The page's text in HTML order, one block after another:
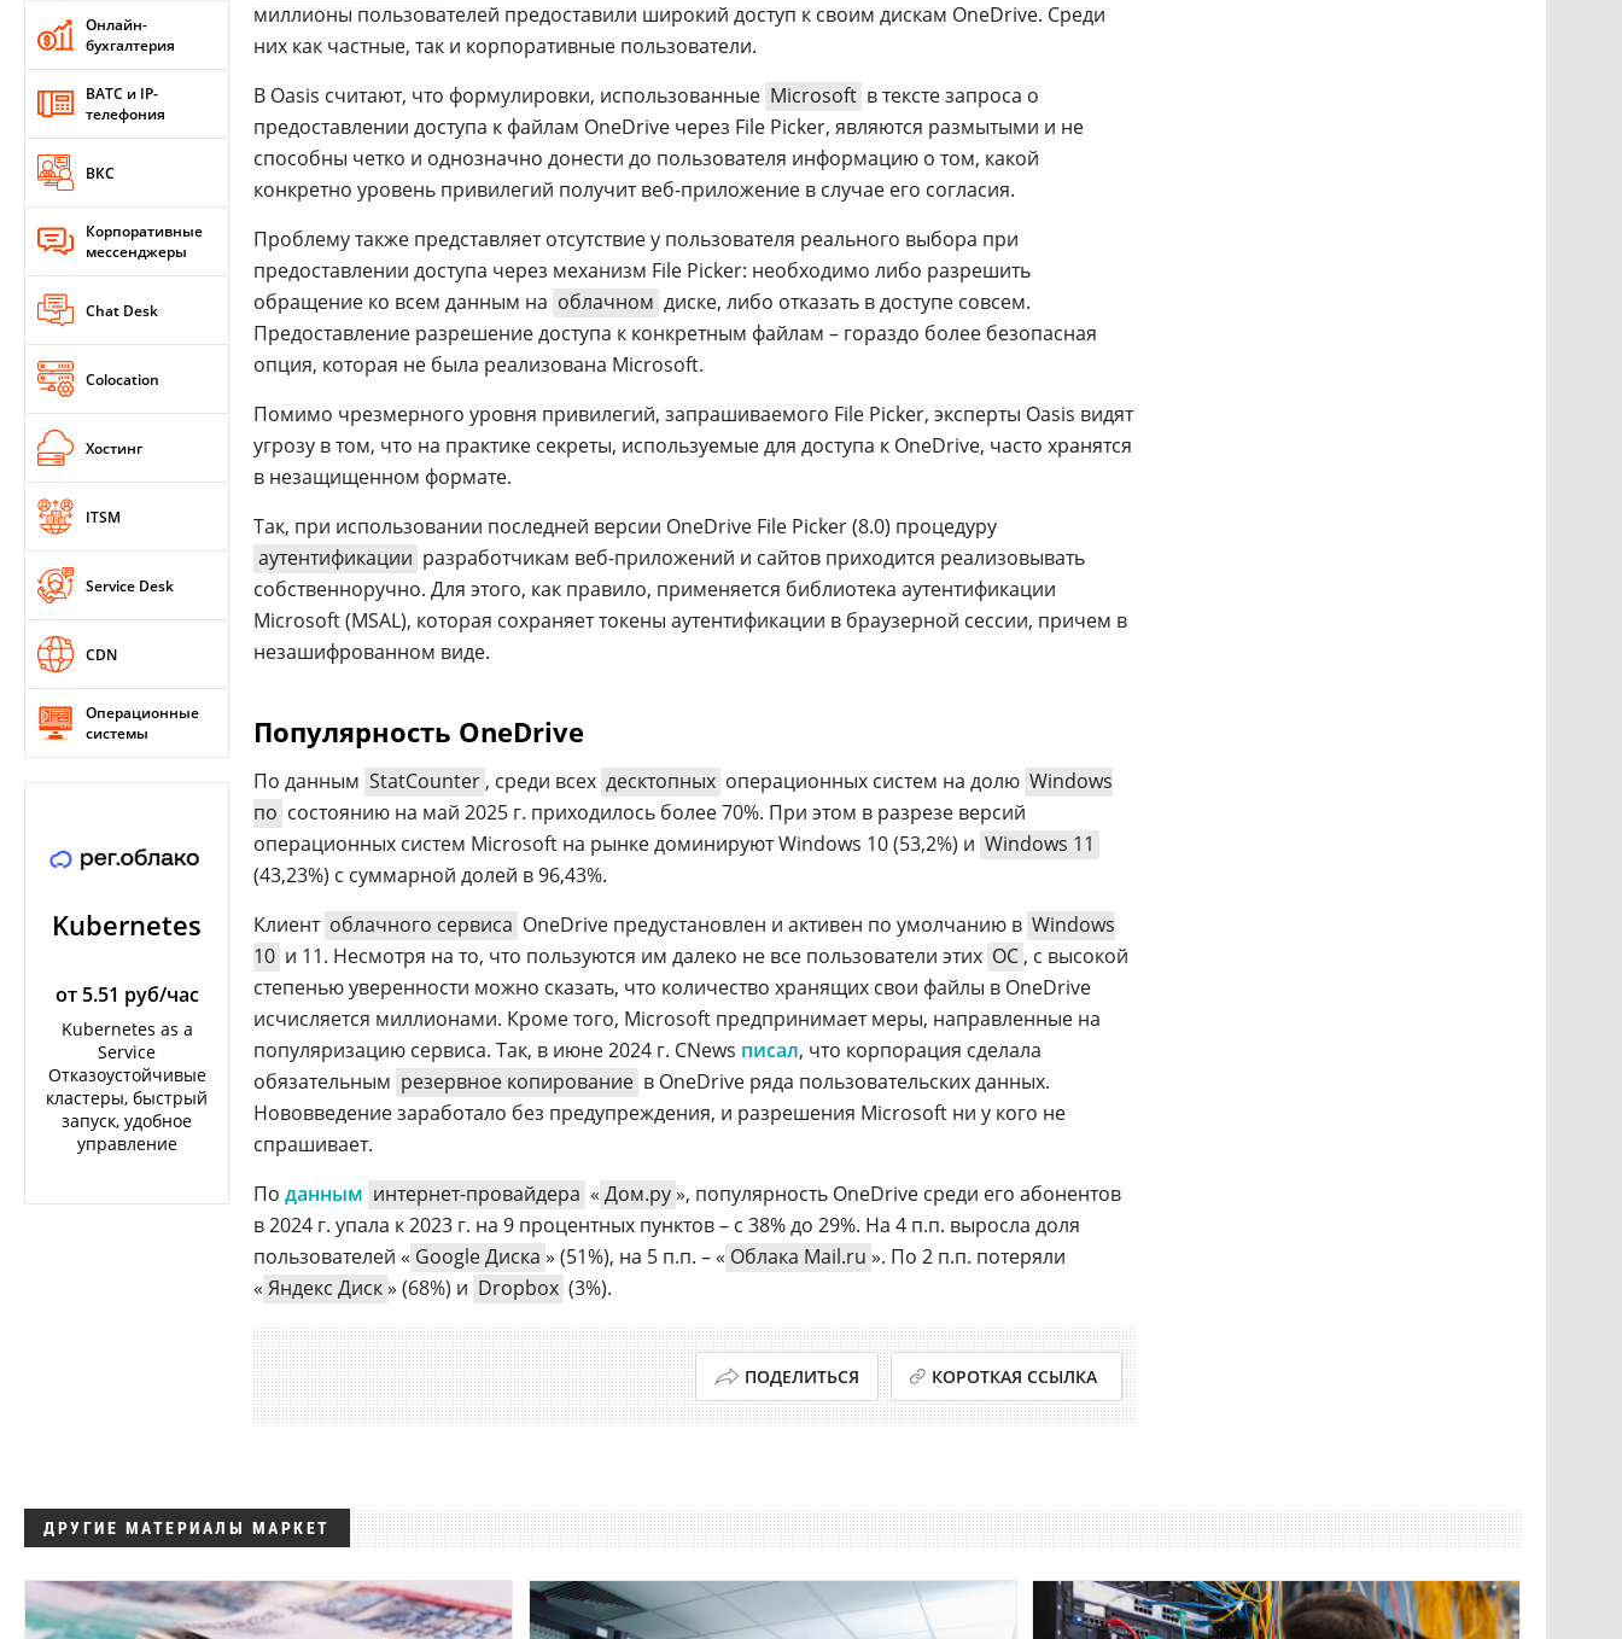
Онлайн-
бухгалтерия
ВАТС и IP-
телефония
ВКС
Корпоративные
мессенджеры
Chat Desk
Colocation
Хостинг
ITSM
Service Desk
CDN
Операционные
системы
Kubernetes
от 5.51 руб/час
Kubernetes as a
Service
Отказоустойчивые
кластеры, быстрый
запуск, удобное
управление
миллионы пользователей предоставили широкий доступ к своим дискам OneDrive. Среди
них как частные, так и корпоративные пользователи.
В Oasis считают, что формулировки, использованные Microsoft в тексте запроса о
предоставлении доступа к файлам OneDrive через File Picker, являются размытыми и не
способны четко и однозначно донести до пользователя информацию о том, какой
конкретно уровень привилегий получит веб-приложение в случае его согласия.
Проблему также представляет отсутствие у пользователя реального выбора при
предоставлении доступа через механизм File Picker: необходимо либо разрешить
обращение ко всем данным на облачном диске, либо отказать в доступе совсем.
Предоставление разрешение доступа к конкретным файлам – гораздо более безопасная
опция, которая не была реализована Microsoft.
Помимо чрезмерного уровня привилегий, запрашиваемого File Picker, эксперты Oasis видят
угрозу в том, что на практике секреты, используемые для доступа к OneDrive, часто хранятся
в незащищенном формате.
Так, при использовании последней версии OneDrive File Picker (8.0) процедуру
аутентификации разработчикам веб-приложений и сайтов приходится реализовывать
собственноручно. Для этого, как правило, применяется библиотека аутентификации
Microsoft (MSAL), которая сохраняет токены аутентификации в браузерной сессии, причем в
незашифрованном виде.
Популярность OneDrive
По данным StatCounter , среди всех десктопных операционных систем на долю Windows
по состоянию на май 2025 г. приходилось более 70%. При этом в разрезе версий
операционных систем Microsoft на рынке доминируют Windows 10 (53,2%) и Windows 11
(43,23%) с суммарной долей в 96,43%.
Клиент облачного сервиса OneDrive предустановлен и активен по умолчанию в Windows
10 и 11. Несмотря на то, что пользуются им далеко не все пользователи этих ОС , с высокой
степенью уверенности можно сказать, что количество хранящих свои файлы в OneDrive
исчисляется миллионами. Кроме того, Microsoft предпринимает меры, направленные на
популяризацию сервиса. Так, в июне 2024 г. CNews писал, что корпорация сделала
обязательным резервное копирование в OneDrive ряда пользовательских данных.
Нововведение заработало без предупреждения, и разрешения Microsoft ни у кого не
спрашивает.
По данным интернет-провайдера « Дом.ру», популярность OneDrive среди его абонентов
в 2024 г. упала к 2023 г. на 9 процентных пунктов – с 38% до 29%. На 4 п.п. выросла доля
пользователей « Google Диска » (51%), на 5 п.п. – « Облака Mail.ru ». По 2 п.п. потеряли
« Яндекс Диск» (68%) и Dropbox (3%).
ПОДЕЛИТЬСЯ КОРОТКАЯ ССЫЛКА
ДРУГИЕ МАТЕРИАЛЫ МАРКЕТ